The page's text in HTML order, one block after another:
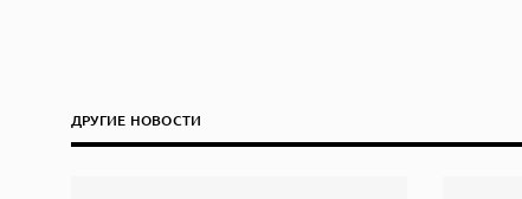
ДРУГИЕ НОВОСТИ